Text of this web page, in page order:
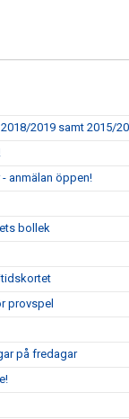
2019 samt 2015/
anmälan öppen!
bollek
provspel
på fredagar